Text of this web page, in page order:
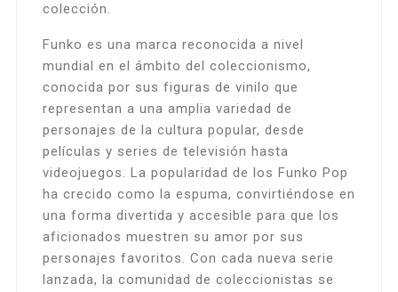
colección.
Funko es una marca reconocida a nivel
mundial en el ámbito del coleccionismo,
conocida por sus figuras de vinilo que
representan a una amplia variedad de
personajes de la cultura popular, desde
películas y series de televisión hasta
videojuegos. La popularidad de los Funko Pop
ha crecido como la espuma, convirtiéndose en
una forma divertida y accesible para que los
aficionados muestren su amor por sus
personajes favoritos. Con cada nueva serie
lanzada, la comunidad de coleccionistas se